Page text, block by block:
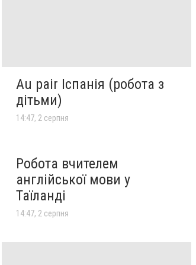
Au pair Іспанія (робота з
дітьми)
14:47, 2 серпня
Робота вчителем
англійської мови у
Таїланді
14:47, 2 серпня